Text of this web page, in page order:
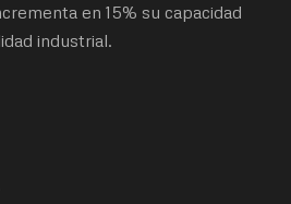
en 15% su capacidad
industrial.